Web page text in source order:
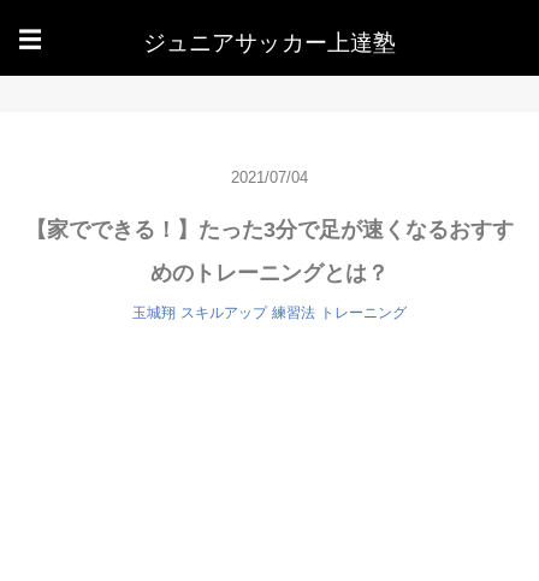
☰ ジュニアサッカー上達塾
2021/07/04
【家でできる！】たった3分で足が速くなるおすす
めのトレーニングとは？
玉城翔 スキルアップ 練習法 トレーニング